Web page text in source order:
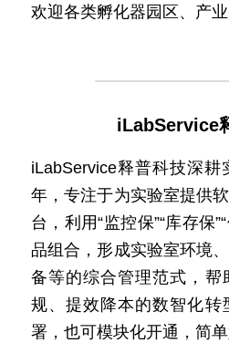
欢迎各类孵化器园区、产
iLabService
iLabService释普科技深
年，专注于为实验室提供
台，利用“监控保”“库存保
品组合，形成实验室环境
备等的综合管理范式，帮
规、提效降本的数智化转
署，也可模块化开通，简单